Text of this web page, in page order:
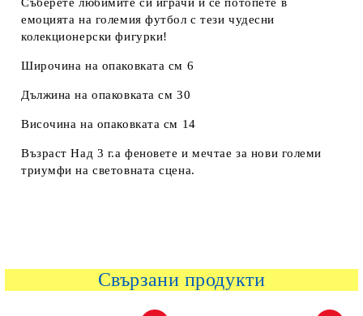
емоцията на големия футбол с тези чудесни
колекционерски фигурки!
Широчина на опаковката см 6
Дължина на опаковката см 30
Височина на опаковката см 14
Възраст Над 3 г.а феновете и мечтае за нови големи
триумфи на световната сцена.
Свързани продукти